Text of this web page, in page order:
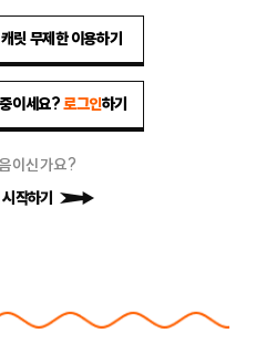
캐릿 무제한 이용하기
이세요?로그인하기
이신가요?
작하기